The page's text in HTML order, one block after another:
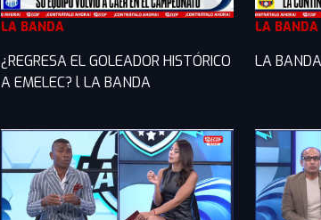
LA BANDA
¿REGRESA EL GOLEADOR HISTÓRICO
A EMELEC? l LA BANDA
LA BANDA
LA BANDA